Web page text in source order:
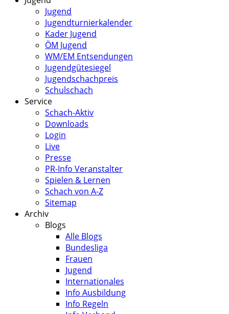
Jugend
Jugendturnierkalender
Kader Jugend
ÖM Jugend
WM/EM Entsendungen
Jugendgütesiegel
Jugendschachpreis
Schulschach
Service
Schach-Aktiv
Downloads
Login
Live
Presse
PR-Info Veranstalter
Spielen & Lernen
Schach von A-Z
Sitemap
Archiv
Blogs
Alle Blogs
Bundesliga
Frauen
Jugend
Internationales
Info Ausbildung
Info Regeln